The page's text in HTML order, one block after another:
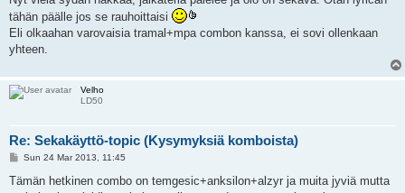
tähän päälle jos se rauhoittaisi
Eli olkaahan varovaisia tramal+mpa combon kanssa, ei sovi ollenkaan
yhteen.
Velho
LD50
Re: Sekakäyttö-topic (Kysymyksiä komboista)
P
s
Sun 24 Mar 2013, 11:45
Tämän hetkinen combo on temgesic+anksilon+alzyr ja muita jyviä mutta